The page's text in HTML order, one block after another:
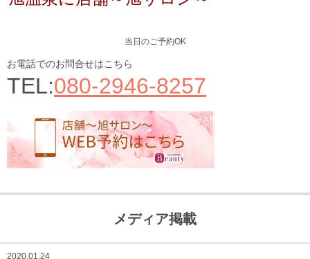
当日のご予約OK
お電話でのお問合せはこちら
TEL:080-2946-8257
メディア掲載
あなたの最適なコース診断
メディア掲載
2020.01.24